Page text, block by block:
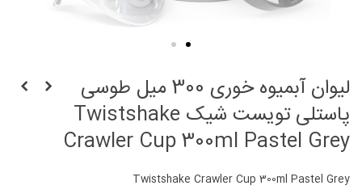
لیوان آبمیوه خوری 300 میل طوسی
پاستلی تویست شیک Twistshake
Crawler Cup 300ml Pastel Grey
Twistshake Crawler Cup 300ml Pastel Grey